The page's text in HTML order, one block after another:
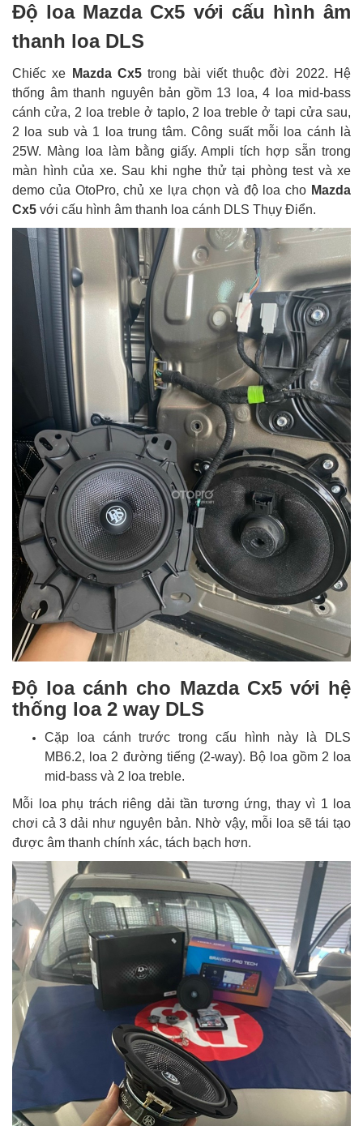
Độ loa Mazda Cx5 với cấu hình âm
thanh loa DLS
Chiếc xe Mazda Cx5trong bài viết thuộc đời 2022. Hệ
thống âm thanh nguyên bản gồm 13 loa, 4 loa mid-bass
cánh cửa, 2 loa treble ở taplo, 2 loa treble ở tapi cửa sau,
2 loa sub và 1 loa trung tâm. Công suất mỗi loa cánh là
25W. Màng loa làm bằng giấy. Ampli tích hợp sẵn trong
màn hình của xe. Sau khi nghe thử tại phòng test và xe
demo của OtoPro, chủ xe lựa chọn và độ loa cho Mazda
Cx5 với cấu hình âm thanh loa cánh DLS Thụy Điển.
Độ loa cánh cho Mazda Cx5 với hệ
thống loa 2 way DLS
Cặp loa cánh trước trong cấu hình này là DLS
MB6.2, loa 2 đường tiếng (2-way). Bộ loa gồm 2 loa
mid-bass và 2 loa treble.
Mỗi loa phụ trách riêng dải tần tương ứng, thay vì 1 loa
chơi cả 3 dải như nguyên bản. Nhờ vậy, mỗi loa sẽ tái tạo
được âm thanh chính xác, tách bạch hơn.